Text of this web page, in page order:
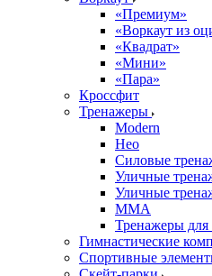
«Премиум»
«Воркаут из
«Квадрат»
«Мини»
«Пара»
Кроссфит
Тренажеры
Modern
Нео
Силовые
Уличные
Уличные
ММА
Тренажеры
Гимнастические
Спортивные